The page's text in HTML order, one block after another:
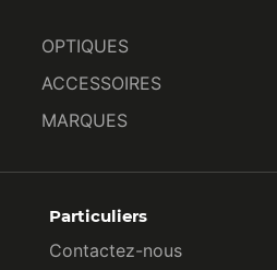
OPTIQUES
ACCESSOIRES
MARQUES
Particuliers
Contactez-nous